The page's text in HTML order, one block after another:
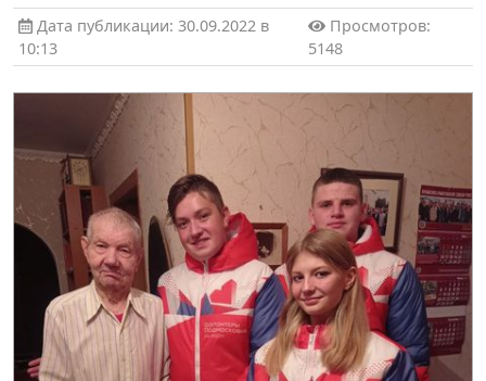
Дата публикации: 30.09.2022 в
10:13
Просмотров:
5148